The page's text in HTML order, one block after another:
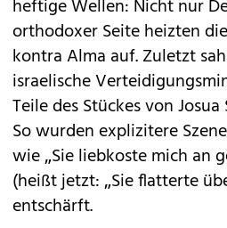
heftige Wellen: Nicht nur
orthodoxer Seite heizten
kontra Alma auf. Zuletzt
israelische
Teile des Stückes von
So wurden explizitere
wie „Sie liebkoste mich an
(heißt jetzt: „Sie flatterte
entschärft.